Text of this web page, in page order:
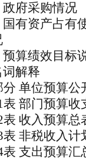
政府采购情况
国有资产占有
预算绩效目标
解释
分 单位预算公
表 部门预算收
表 收入预算总
表 非税收入计
表 支出预算汇